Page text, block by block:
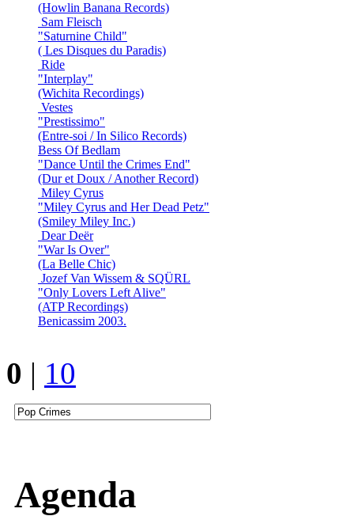
(Howlin Banana Records)
Sam Fleisch
"Saturnine Child"
( Les Disques du Paradis)
Ride
"Interplay"
(Wichita Recordings)
Vestes
"Prestissimo"
(Entre-soi / In Silico Records)
Bess Of Bedlam
"Dance Until the Crimes End"
(Dur et Doux / Another Record)
Miley Cyrus
"Miley Cyrus and Her Dead Petz"
(Smiley Miley Inc.)
Dear Deër
"War Is Over"
(La Belle Chic)
Jozef Van Wissem & SQÜRL
"Only Lovers Left Alive"
(ATP Recordings)
Benicassim 2003.
0 | 10
Agenda